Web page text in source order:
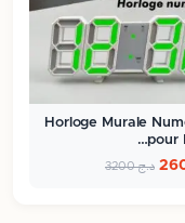
Horloge Murale
pour
د.ج3200